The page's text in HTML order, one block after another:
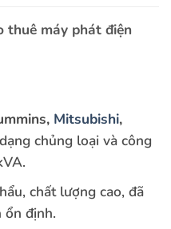
thuê máy phát điện
Mitsubishi,
chủng loại và công
chất lượng cao, đã
ổn định.